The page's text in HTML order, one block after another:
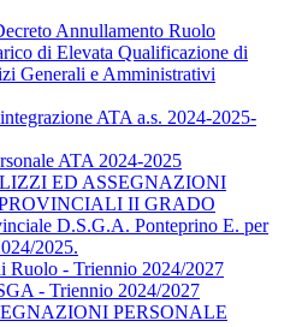
Annullamento Ruolo
di Elevata Qualificazione di
Generali e Amministrativi
ATA a.s. 2024-2025-
ATA 2024-2025
ED ASSEGNAZIONI
II GRADO
D.S.G.A. Ponteprino E. per
2025.
Ruolo - Triennio 2024/2027
- Triennio 2024/2027
PERSONALE